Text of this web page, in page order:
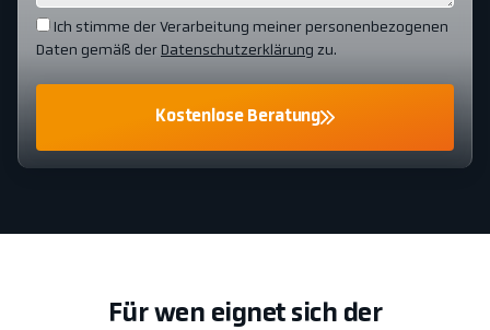
Ich stimme der Verarbeitung meiner personenbezogenen
Daten gemäß der Datenschutzerklärung zu.
Kostenlose Beratung
Für wen eignet sich der